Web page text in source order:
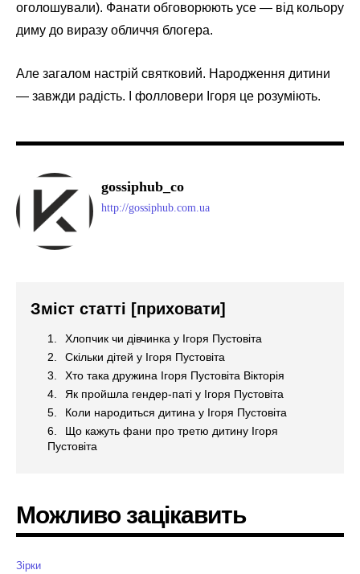
оголошували). Фанати обговорюють усе — від кольору
диму до виразу обличчя блогера.
Але загалом настрій святковий. Народження дитини
— завжди радість. І фолловери Ігоря це розуміють.
gossiphub_co
http://gossiphub.com.ua
Зміст статті [приховати]
Хлопчик чи дівчинка у Ігоря Пустовіта
Скільки дітей у Ігоря Пустовіта
Хто така дружина Ігоря Пустовіта Вікторія
Як пройшла гендер-паті у Ігоря Пустовіта
Коли народиться дитина у Ігоря Пустовіта
Що кажуть фани про третю дитину Ігоря
Пустовіта
Можливо зацікавить
Зірки